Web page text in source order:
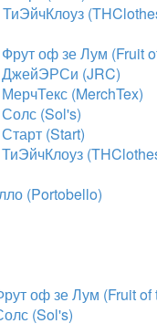
оф зе Лум (Fruit
ДжейЭРСи (JRC)
(MerchTex)
(Sol's)
(Start)
(Portobello)
оф зе Лум (Fruit of
(Sol's)